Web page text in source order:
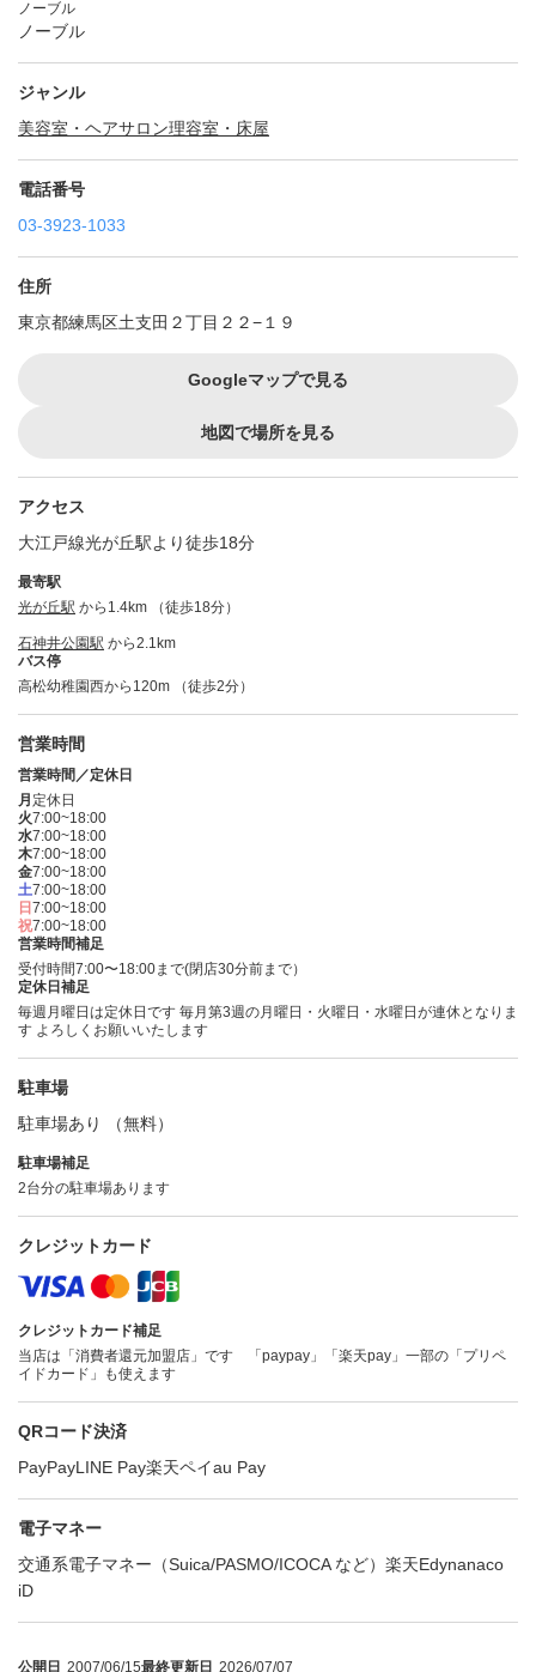
ノーブル
ノーブル
ジャンル
美容室・ヘアサロン理容室・床屋
電話番号
03-3923-1033
住所
東京都練馬区土支田２丁目２２−１９
Googleマップで見る
地図で場所を見る
アクセス
大江戸線光が丘駅より徒歩18分
最寄駅
光が丘駅 から1.4km （徒歩18分）
石神井公園駅 から2.1km
バス停
高松幼稚園西から120m （徒歩2分）
営業時間
営業時間／定休日
月 定休日
火7:00~18:00
水7:00~18:00
木7:00~18:00
金7:00~18:00
土7:00~18:00
日 7:00~18:00
祝7:00~18:00
営業時間補足
受付時間7:00〜18:00まで(閉店30分前まで）
定休日補足
毎週月曜日は定休日です 毎月第3週の月曜日・火曜日・水曜日が連休となりま
す よろしくお願いいたします
駐車場
駐車場あり （無料）
駐車場補足
2台分の駐車場あります
クレジットカード
クレジットカード補足
当店は「消費者還元加盟店」です 「paypay」「楽天pay」一部の「プリペ
イドカード」も使えます
QRコード決済
PayPayLINE Pay楽天ペイau Pay
電子マネー
交通系電子マネー（Suica/PASMO/ICOCA など） 楽天Edynanaco
iD
公開日 2007/06/15最終更新日 2026/07/07